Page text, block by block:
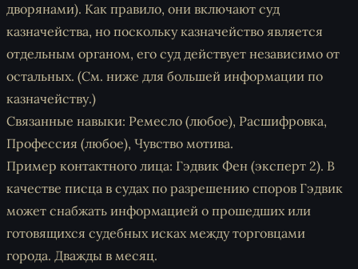
дворянами). Как правило, они включают суд
казначейства, но поскольку казначейство является
отдельным органом, его суд действует независимо от
остальных. (См. ниже для большей информации по
казначейству.)
Связанные навыки: Ремесло (любое), Расшифровка,
Профессия (любое), Чувство мотива.
Пример контактного лица: Гэдвик Фен (эксперт 2). В
качестве писца в судах по разрешению споров Гэдвик
может снабжать информацией о прошедших или
готовящихся судебных исках между торговцами
города. Дважды в месяц.